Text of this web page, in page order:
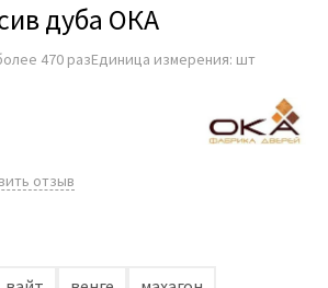
дуба ОКА
470 разЕдиница измерения: шт
отзыв